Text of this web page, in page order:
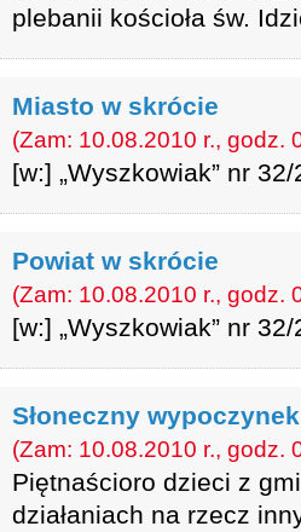
plebanii kościoła św.
Miasto w skrócie
(Zam: 10.08.2010 r., godz.
[w:] „Wyszkowiak” nr
Powiat w skrócie
(Zam: 10.08.2010 r., godz.
[w:] „Wyszkowiak” nr
Słoneczny
(Zam: 10.08.2010 r., godz.
Piętnaścioro dzieci z
działaniach na rzecz